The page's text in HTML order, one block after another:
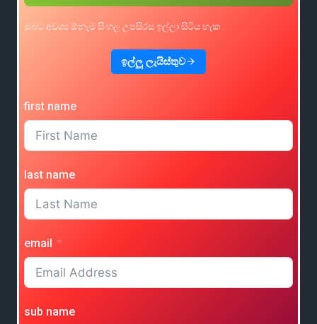
ඔබට අවශ්‍ය ඕනෑම සිංහල උපසිරස ඉල්ලා සිටිය හැක
ඉල්ලූ ලැයිස්තුව
first name
last name
email
sub name